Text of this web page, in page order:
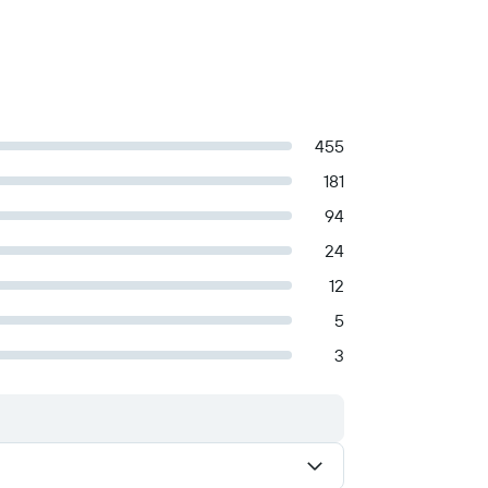
455
181
94
24
12
5
3